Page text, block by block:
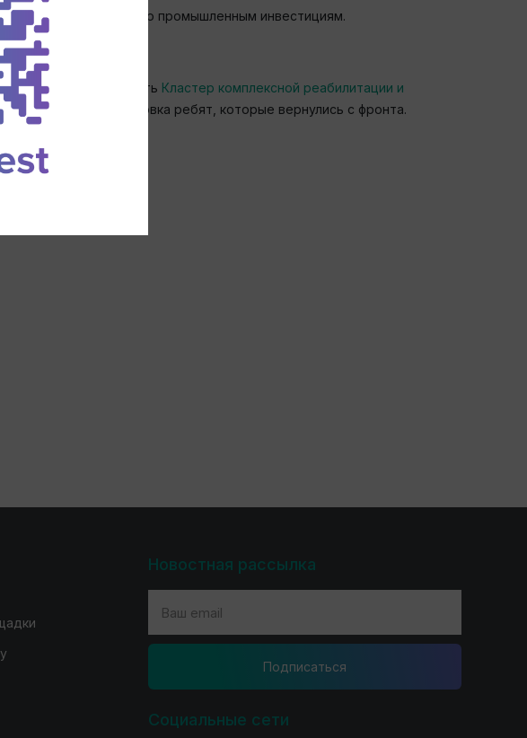
и лидер по промышленным инвестициям.
год мы смогли создать Кластер комплексной реабилитации и
переподготовка ребят, которые вернулись с фронта.
ленинградцев.
Новостная рассылка
Подпиcаться
Социальные сети